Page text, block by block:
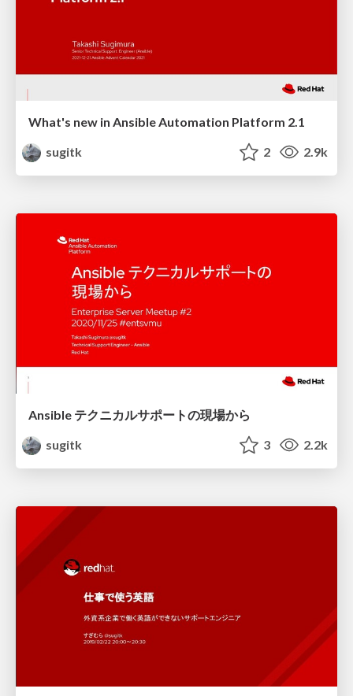
What's new in Ansible Automation Platform 2.1
sugitk
2 2.9k
Ansible テクニカルサポートの現場から
sugitk
3 2.2k